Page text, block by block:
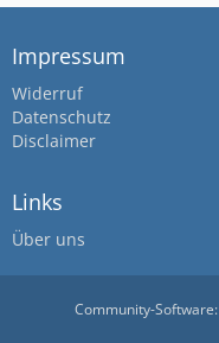
Impressum
Widerruf
Datenschutz
Disclaimer
Links
Über uns
Community-Software: